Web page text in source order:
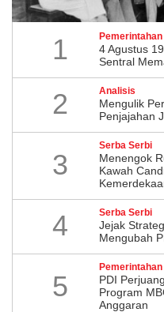
1 Pemerintahan
4 Agustus
Sentral
2 Analisis
Mengulik
Penjajahan
3
Serba Serbi
Menengok
Kawah
4 Serba Serbi
Jejak
Mengubah
5
Pemerintahan
PDI
Program
Anggaran